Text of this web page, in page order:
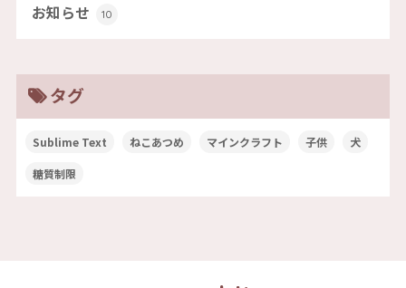
お知らせ 10
タグ
Sublime Text ねこあつめ マインクラフト 子供 犬
糖質制限